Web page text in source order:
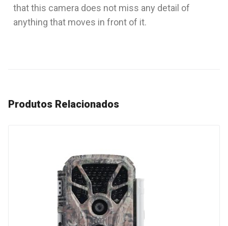
that this camera does not miss any detail of
anything that moves in front of it.
Produtos Relacionados